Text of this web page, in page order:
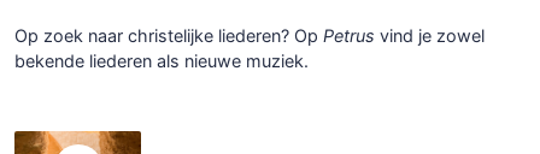
Op zoek naar christelijke liederen? Op Petrus vind je zowel
bekende liederen als nieuwe muziek.